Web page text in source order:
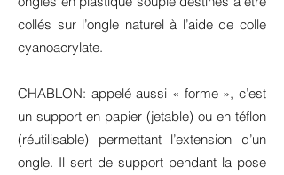
collés sur l’ongle naturel à l’aide de colle
cyanoacrylate.
CHABLON: appelé aussi « forme », c’est
un support en papier (jetable) ou en téflon
(réutilisable) permettant l’extension d’un
ongle. Il sert de support pendant la pose